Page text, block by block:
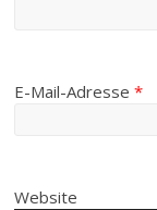
E-Mail-Adresse*
Website